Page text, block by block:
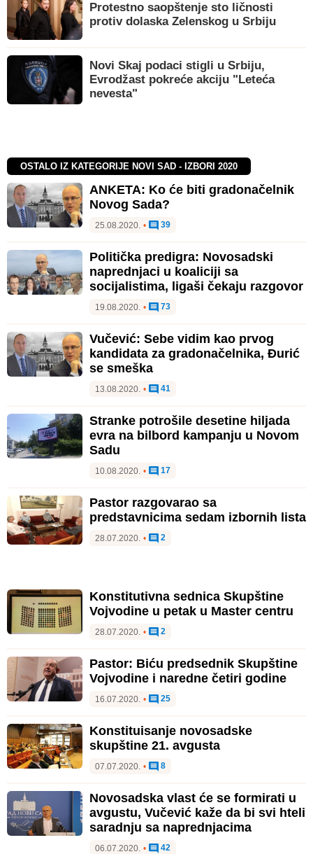
Protestno saopštenje sto ličnosti
protiv dolaska Zelenskog u Srbiju
Novi Skaj podaci stigli u Srbiju,
Evrodžast pokreće akciju "Leteća
nevesta"
OSTALO IZ KATEGORIJE NOVI SAD - IZBORI 2020
ANKETA: Ko će biti gradonačelnik
Novog Sada?
25.08.2020. • 39
Politička predigra: Novosadski
naprednjaci u koaliciji sa
socijalistima, ligaši čekaju razgovor
19.08.2020. • 73
Vučević: Sebe vidim kao prvog
kandidata za gradonačelnika, Đurić
se smeška
13.08.2020. • 41
Stranke potrošile desetine hiljada
evra na bilbord kampanju u Novom
Sadu
10.08.2020. • 17
Pastor razgovarao sa
predstavnicima sedam izbornih lista
28.07.2020. • 2
Konstitutivna sednica Skupštine
Vojvodine u petak u Master centru
28.07.2020. • 2
Pastor: Biću predsednik Skupštine
Vojvodine i naredne četiri godine
16.07.2020. • 25
Konstituisanje novosadske
skupštine 21. avgusta
07.07.2020. • 8
Novosadska vlast će se formirati u
avgustu, Vučević kaže da bi svi hteli
saradnju sa naprednjacima
06.07.2020. • 42